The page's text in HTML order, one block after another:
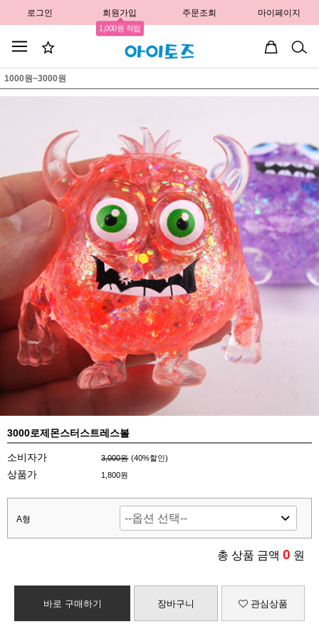
로그인 회원가입
1,000원 적립
주문조회 마이페이지
1000원~3000원
3000로제몬스터스트레스볼
소비자가 3,000원 (40%할인)
상품가 1,800원
A형
총 상품 금액 0 원
바로 구매하기 장바구니 관심상품